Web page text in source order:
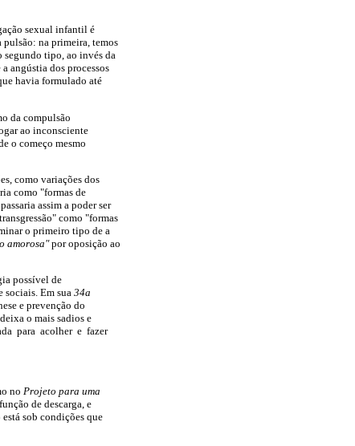
sexual infantil é
pulsão: na primeira, temos
tipo, ao invés da
angústia dos processos
havia formulado até
da compulsão
ao inconsciente
o começo mesmo
como variações dos
como "formas de
assim a poder ser
como "formas
o primeiro tipo de a
amorosa"poroposição ao
possível de
sociais. Em sua 34a
e prevenção do
o mais sadios e
para acolher e fazer
no Projeto para uma
de descarga, e
sob condições que